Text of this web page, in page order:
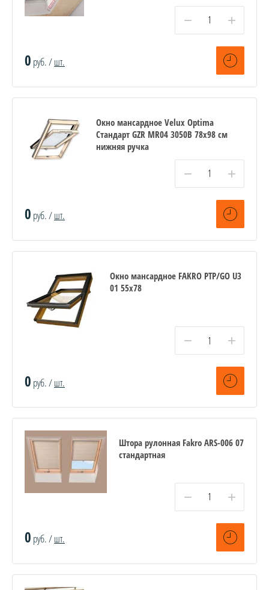
− +
0 руб. /шт.
Окно мансардное Velux Optima
Стандарт GZR MR04 3050B 78x98 см
нижняя ручка
− +
0 руб. /шт.
Окно мансардное FAKRO PTP/GO U3
01 55х78
− +
0 руб. /шт.
Штора рулонная Fakro ARS-006 07
стандартная
− +
0 руб. /шт.